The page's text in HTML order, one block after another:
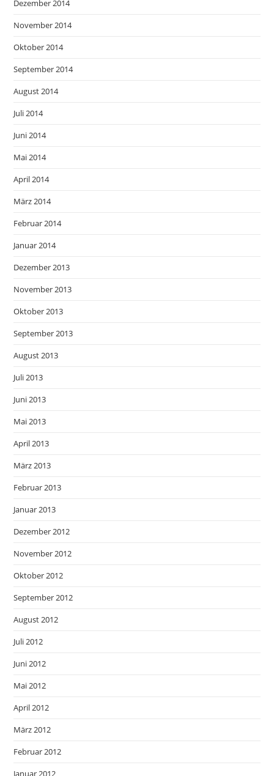
Dezember 2014
November 2014
Oktober 2014
September 2014
August 2014
Juli 2014
Juni 2014
Mai 2014
April 2014
März 2014
Februar 2014
Januar 2014
Dezember 2013
November 2013
Oktober 2013
September 2013
August 2013
Juli 2013
Juni 2013
Mai 2013
April 2013
März 2013
Februar 2013
Januar 2013
Dezember 2012
November 2012
Oktober 2012
September 2012
August 2012
Juli 2012
Juni 2012
Mai 2012
April 2012
März 2012
Februar 2012
Januar 2012